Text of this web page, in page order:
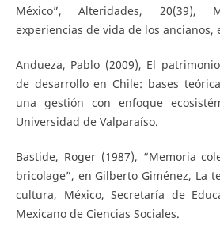
México”, Alteridades, 20(39),
experiencias de vida de los ancianos,
Andueza, Pablo (2009), El
de desarrollo en Chile: bases
una gestión con enfoque
Universidad de Valparaíso.
Bastide, Roger (1987), “Memoria
bricolage”, en Gilberto Giménez, La
cultura, México, Secretaría de
Mexicano de Ciencias Sociales.